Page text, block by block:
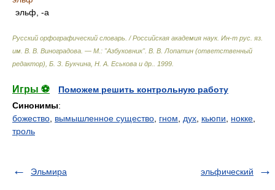
эльф, -а
Русский орфографический словарь. / Российская академия наук. Ин-т рус. яз.
им. В. В. Виноградова. — М.: "Азбуковник". В. В. Лопатин (ответственный
редактор), Б. З. Букчина, Н. А. Еськова и др.
1999
Игры ⚽
Поможем решить контрольную работу
Синонимы:
божество вымышленное существо гном дух кьюпи нокке
троль
Эльмира эльфический